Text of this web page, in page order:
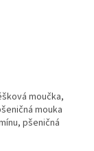
moučka,
mouka
pšeničná